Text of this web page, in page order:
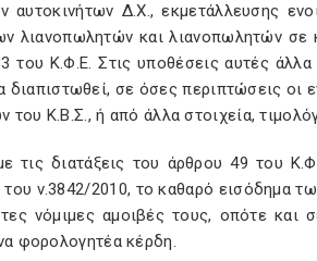
αυτοκινήτων Δ.Χ., εκμετάλλευσης
λιανοπωλητών και λιανοπωλητών σε
του Κ.Φ.Ε. Στις υποθέσεις αυτές
διαπιστωθεί, σε όσες περιπτώσεις
του Κ.Β.Σ., ή από άλλα στοιχεία,
τις διατάξεις του άρθρου 49 του
ν.3842/2010, το καθαρό εισόδημα
νόμιμες αμοιβές τους, οπότε και
φορολογητέα κέρδη.